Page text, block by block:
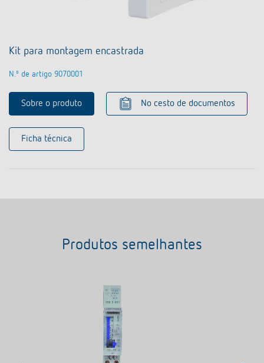
Kit para montagem encastrada
N.º de artigo 9070001
Sobre o produto No cesto de documentos
Ficha técnica
Produtos semelhantes